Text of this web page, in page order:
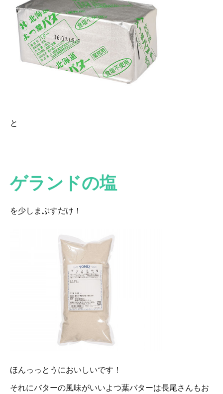
と
ゲランドの塩
を少しまぶすだけ！
ほんっっとうにおいしいです！
それにバターの風味がいいよつ葉バターは長尾さんもお